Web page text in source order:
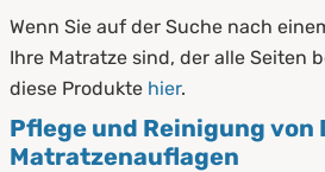
Wenn Sie auf der Suche nach
Ihre Matratze sind, der alle Seiten
diese Produkte hier.
Pflege und Reinigung von
Matratzenauflagen